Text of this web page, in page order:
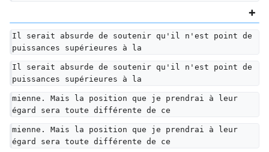
Il serait absurde de soutenir qu'il n'est point de
puissances supérieures à la
Il serait absurde de soutenir qu'il n'est point de
puissances supérieures à la
mienne. Mais la position que je prendrai à leur
égard sera toute différente de ce
mienne. Mais la position que je prendrai à leur
égard sera toute différente de ce